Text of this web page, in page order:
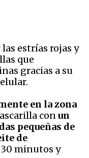
estrías rojas y
que
gracias a su
en la zona
con un
pequeñas de
de
minutos y